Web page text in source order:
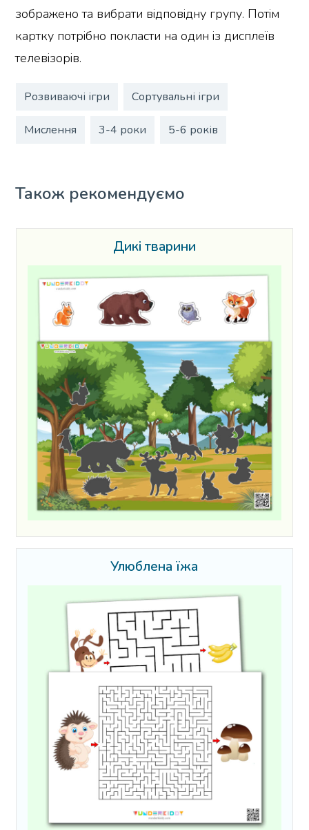
зображено та вибрати відповідну групу. Потім
картку потрібно покласти на один із дисплеїв
телевізорів.
Розвиваючі ігри Сортувальні ігри
Мислення 3-4 роки 5-6 років
Також рекомендуємо
Дикі тварини
Улюблена їжа